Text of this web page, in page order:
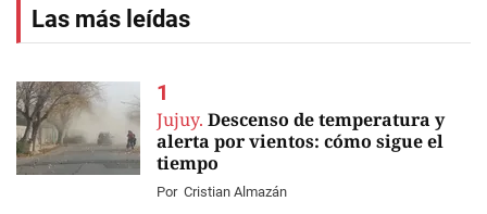
Las más leídas
Jujuy. Descenso de temperatura y
alerta por vientos: cómo sigue el
tiempo
Por Cristian Almazán